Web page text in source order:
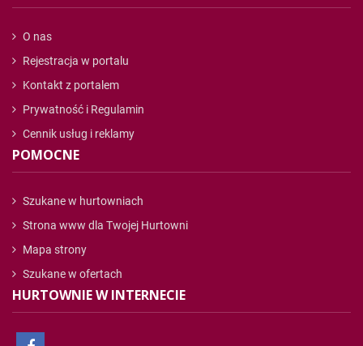
O nas
Rejestracja w portalu
Kontakt z portalem
Prywatność i Regulamin
Cennik usług i reklamy
POMOCNE
Szukane w hurtowniach
Strona www dla Twojej Hurtowni
Mapa strony
Szukane w ofertach
HURTOWNIE W INTERNECIE